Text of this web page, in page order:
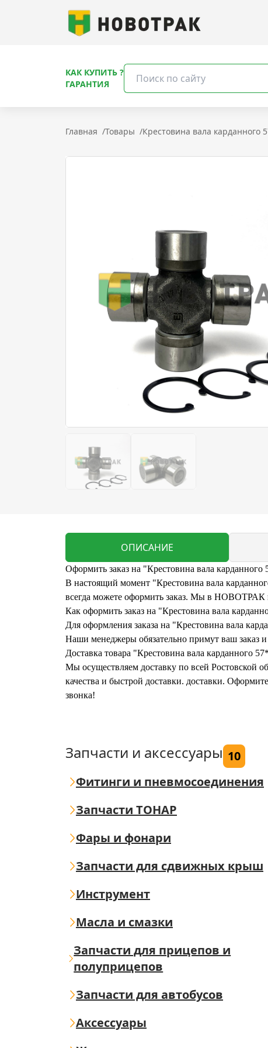
КАК КУПИТЬ ?
ГАРАНТИЯ
Главная /Товары /Крестовина вала карданного
ОПИСАНИЕ
Оформить заказ на "Крестовина вала
В настоящий момент "Крестовина вала
всегда можете оформить заказ. Мы в НОВОТРАК
Как оформить заказ на "Крестовина вала
Для оформления заказа на "Крестовина вала
Наши менеджеры обязательно примут ваш заказ и
Доставка товара "Крестовина вала карданного
Мы осуществляем доставку по всей Ростовской
качества и быстрой доставки. доставки.
звонка!
Запчасти и аксессуары 10
Фитинги и пневмосоединения
Запчасти ТОНАР
Фары и фонари
Запчасти для сдвижных крыш
Инструмент
Масла и смазки
Запчасти для прицепов и
полуприцепов
Запчасти для автобусов
Аксессуары